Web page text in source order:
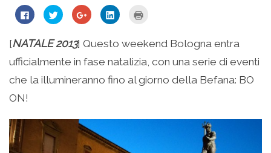
Fai
clic
su
Facebook
(Si
apre
una
nuova
Fai
clic
condividere
su
Twitter
(Si
in
una
Fai
clic
condividere
su
Google+
(Si
in
una
Fai
clic
condividere
su
LinkedIn
(Si
in
una
stampare
(Si
in
nuova
finestra)
[NATALE 2013] Questo weekend Bologna entra
ufficialmente in fase natalizia, con una serie di eventi
che la illumineranno fino al giorno della Befana: BO
ON!